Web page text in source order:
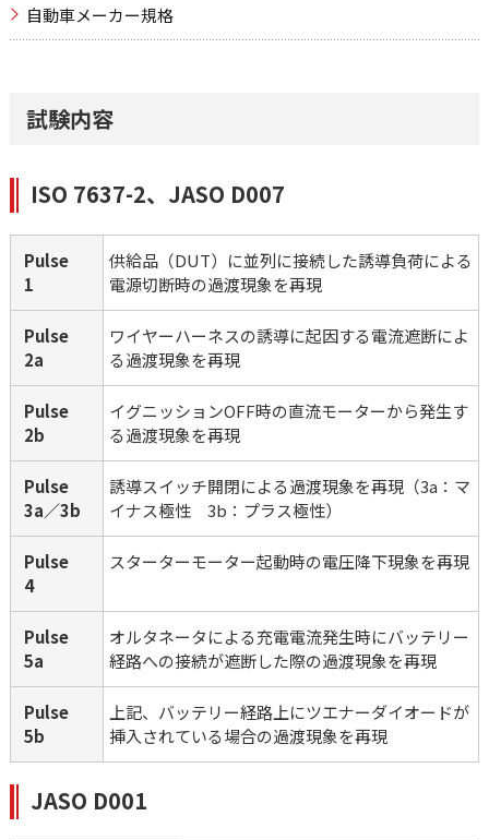
自動車メーカー規格
試験内容
ISO 7637-2、JASO D007
Pulse
1
供給品（DUT）に並列に接続した誘導負荷による
電源切断時の過渡現象を再現
Pulse
2a
ワイヤーハーネスの誘導に起因する電流遮断によ
る過渡現象を再現
Pulse
2b
イグニッションOFF時の直流モーターから発生す
る過渡現象を再現
Pulse
3a／3b
誘導スイッチ開閉による過渡現象を再現（3a：マ
イナス極性　3b：プラス極性）
Pulse
4
スターターモーター起動時の電圧降下現象を再現
Pulse
5a
オルタネータによる充電電流発生時にバッテリー
経路への接続が遮断した際の過渡現象を再現
Pulse
5b
上記、バッテリー経路上にツエナーダイオードが
挿入されている場合の過渡現象を再現
JASO D001